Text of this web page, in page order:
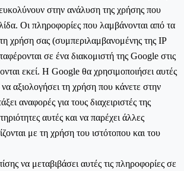
στην ανάλυση της χρήσης που
Οι πληροφορίες που λαμβάνονται από τα
χρήση σας (συμπεριλαμβανομένης της IP
σε ένα διακομιστή της Google στις
εκεί. Η Google θα χρησιμοποιήσει αυτές
να αξιολογήσει τη χρήση που κάνετε στην
αναφορές για τους διαχειριστές της
αυτές και να παρέχει άλλες
με τη χρήση του ιστότοπου και του
να μεταβιβάσει αυτές τις πληροφορίες σε